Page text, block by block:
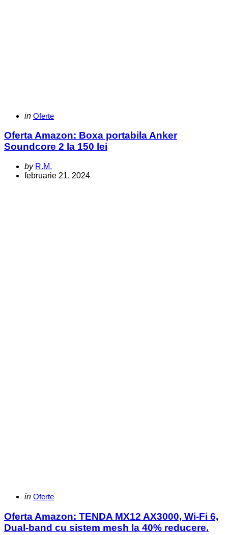
Categories
Posted
in Oferte
Oferta Amazon: Boxa portabila Anker
Soundcore 2 la 150 lei
Posted
by
by R.M.
februarie 21, 2024
Categories
Posted
in Oferte
Oferta Amazon: TENDA MX12 AX3000, Wi-Fi 6,
Dual-band cu sistem mesh la 40% reducere.